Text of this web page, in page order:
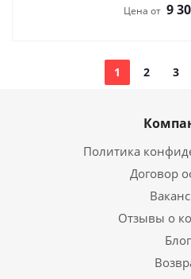
Цена от 9
1 2 3
Политика
Договор
Отзывы о
Блог